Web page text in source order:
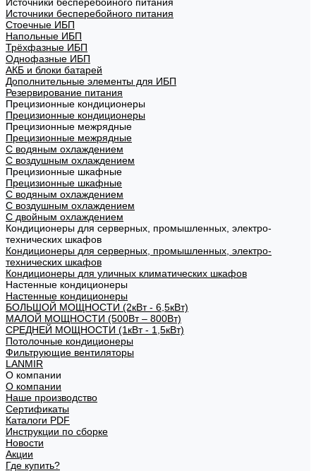
Источники бесперебойного питания
Стоечные ИБП
Напольные ИБП
Трёхфазные ИБП
Однофазные ИБП
АКБ и блоки батарей
Дополнительные элементы для ИБП
Резервирование питания
Прецизионные кондиционеры
Прецизионные кондиционеры
Прецизионные межрядные
Прецизионные межрядные
С водяным охлаждением
С воздушным охлаждением
Прецизионные шкафные
Прецизионные шкафные
С водяным охлаждением
С воздушным охлаждением
С двойным охлаждением
Кондиционеры для серверных, промышленных, электро-
технических шкафов
Кондиционеры для серверных, промышленных, электро-
технических шкафов
Кондиционеры для уличных климатических шкафов
Настенные кондиционеры
Настенные кондиционеры
БОЛЬШОЙ МОЩНОСТИ (2кВт - 6,5кВт)
МАЛОЙ МОЩНОСТИ (500Вт – 800Вт)
СРЕДНЕЙ МОЩНОСТИ (1кВт - 1,5кВт)
Потолочные кондиционеры
Фильтрующие вентиляторы
LANMIR
О компании
О компании
Наше производство
Сертификаты
Каталоги PDF
Инструкции по сборке
Новости
Акции
Где купить?